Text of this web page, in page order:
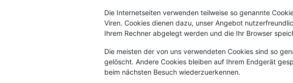
Die Internetseiten verwenden teilweise so genannte
Viren. Cookies dienen dazu, unser Angebot
Ihrem Rechner abgelegt werden und die Ihr Browser
Die meisten der von uns verwendeten Cookies sind so
gelöscht. Andere Cookies bleiben auf Ihrem Endgerät
beim nächsten Besuch wiederzuerkennen.